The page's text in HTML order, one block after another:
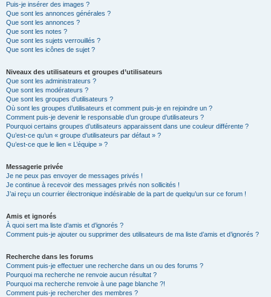
Puis-je insérer des images ?
Que sont les annonces générales ?
Que sont les annonces ?
Que sont les notes ?
Que sont les sujets verrouillés ?
Que sont les icônes de sujet ?
Niveaux des utilisateurs et groupes d’utilisateurs
Que sont les administrateurs ?
Que sont les modérateurs ?
Que sont les groupes d’utilisateurs ?
Où sont les groupes d’utilisateurs et comment puis-je en rejoindre un ?
Comment puis-je devenir le responsable d’un groupe d’utilisateurs ?
Pourquoi certains groupes d’utilisateurs apparaissent dans une couleur différente ?
Qu’est-ce qu’un « groupe d’utilisateurs par défaut » ?
Qu’est-ce que le lien « L’équipe » ?
Messagerie privée
Je ne peux pas envoyer de messages privés !
Je continue à recevoir des messages privés non sollicités !
J’ai reçu un courrier électronique indésirable de la part de quelqu’un sur ce forum !
Amis et ignorés
À quoi sert ma liste d’amis et d’ignorés ?
Comment puis-je ajouter ou supprimer des utilisateurs de ma liste d’amis et d’ignorés ?
Recherche dans les forums
Comment puis-je effectuer une recherche dans un ou des forums ?
Pourquoi ma recherche ne renvoie aucun résultat ?
Pourquoi ma recherche renvoie à une page blanche ?!
Comment puis-je rechercher des membres ?